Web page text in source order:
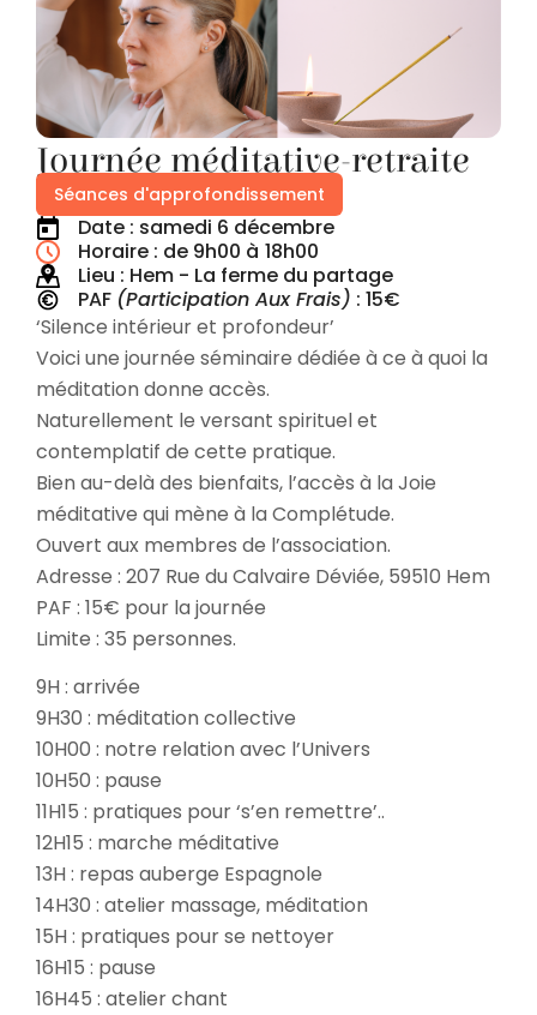
Journée méditative-retraite
Séances d'approfondissement
Date : samedi 6 décembre
Horaire : de 9h00 à 18h00
Lieu : Hem - La ferme du partage
PAF (Participation Aux Frais) : 15€
‘Silence intérieur et profondeur’
Voici une journée séminaire dédiée à ce à quoi la
méditation donne accès.
Naturellement le versant spirituel et
contemplatif de cette pratique.
Bien au-delà des bienfaits, l’accès à la Joie
méditative qui mène à la Complétude.
Ouvert aux membres de l’association.
Adresse : 207 Rue du Calvaire Déviée, 59510 Hem
PAF : 15€ pour la journée
Limite : 35 personnes.
9H : arrivée
9H30 : méditation collective
10H00 : notre relation avec l’Univers
10H50 : pause
11H15 : pratiques pour ‘s’en remettre’..
12H15 : marche méditative
13H : repas auberge Espagnole
14H30 : atelier massage, méditation
15H : pratiques pour se nettoyer
16H15 : pause
16H45 : atelier chant